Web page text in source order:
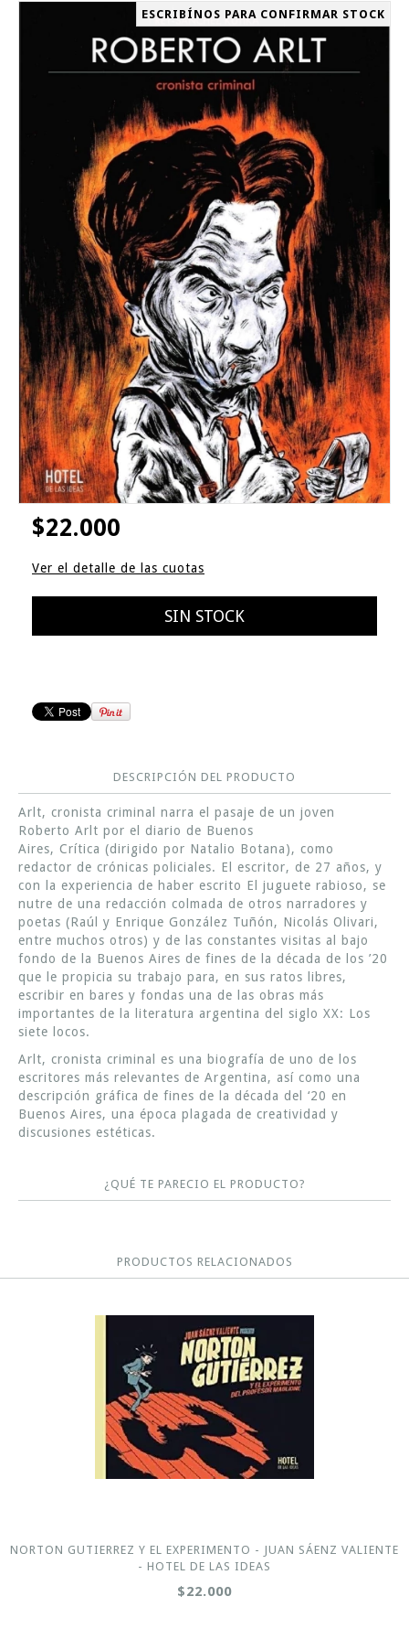
ESCRIBÍNOS PARA CONFIRMAR STOCK
$22.000
Ver el detalle de las cuotas
DESCRIPCIÓN DEL PRODUCTO
Arlt, cronista criminal narra el pasaje de un joven
Roberto Arlt por el diario de Buenos
Aires, Crítica (dirigido por Natalio Botana), como
redactor de crónicas policiales. El escritor, de 27 años, y
con la experiencia de haber escrito El juguete rabioso, se
nutre de una redacción colmada de otros narradores y
poetas (Raúl y Enrique González Tuñón, Nicolás Olivari,
entre muchos otros) y de las constantes visitas al bajo
fondo de la Buenos Aires de fines de la década de los ’20
que le propicia su trabajo para, en sus ratos libres,
escribir en bares y fondas una de las obras más
importantes de la literatura argentina del siglo XX: Los
siete locos.
Arlt, cronista criminal es una biografía de uno de los
escritores más relevantes de Argentina, así como una
descripción gráfica de fines de la década del ‘20 en
Buenos Aires, una época plagada de creatividad y
discusiones estéticas.
¿QUÉ TE PARECIO EL PRODUCTO?
PRODUCTOS RELACIONADOS
NORTON GUTIERREZ Y EL EXPERIMENTO - JUAN SÁENZ VALIENTE
- HOTEL DE LAS IDEAS
$22.000